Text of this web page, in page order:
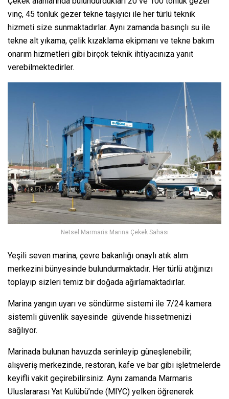
vinç, 45 tonluk gezer tekne taşıyıcı ile her türlü teknik
hizmeti size sunmaktadırlar. Aynı zamanda basınçlı su ile
tekne alt yıkama, çelik kızaklama ekipmanı ve tekne bakım
onarım hizmetleri gibi birçok teknik ihtiyacınıza yanıt
verebilmektedirler.
Netsel Marmaris Marina Çekek Sahası
Yeşili seven marina, çevre bakanlığı onaylı atık alım
merkezini bünyesinde bulundurmaktadır. Her türlü atığınızı
toplayıp sizleri temiz bir doğada ağırlamaktadırlar.
Marina yangın uyarı ve söndürme sistemi ile 7/24 kamera
sistemli güvenlik sayesinde güvende hissetmenizi
sağlıyor.
Marinada bulunan havuzda serinleyip güneşlenebilir,
alışveriş merkezinde, restoran, kafe ve bar gibi işletmelerde
keyifli vakit geçirebilirsiniz. Aynı zamanda Marmaris
Uluslararası Yat Kulübü’nde (MIYC) yelken öğrenerek